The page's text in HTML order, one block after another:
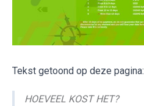
Tekst getoond op deze pagina:
HOEVEEL KOST HET?